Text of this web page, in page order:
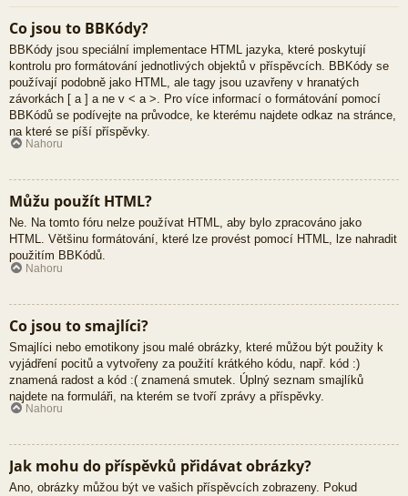
Co jsou to BBKódy?
BBKódy jsou speciální implementace HTML jazyka, které poskytují
kontrolu pro formátování jednotlivých objektů v příspěvcích. BBKódy se
používají podobně jako HTML, ale tagy jsou uzavřeny v hranatých
závorkách [ a ] a ne v < a >. Pro více informací o formátování pomocí
BBKódů se podívejte na průvodce, ke kterému najdete odkaz na stránce,
na které se píší příspěvky.
Nahoru
Můžu použít HTML?
Ne. Na tomto fóru nelze používat HTML, aby bylo zpracováno jako
HTML. Většinu formátování, které lze provést pomocí HTML, lze nahradit
použitím BBKódů.
Nahoru
Co jsou to smajlíci?
Smajlíci nebo emotikony jsou malé obrázky, které můžou být použity k
vyjádření pocitů a vytvořeny za použití krátkého kódu, např. kód :)
znamená radost a kód :( znamená smutek. Úplný seznam smajlíků
najdete na formuláři, na kterém se tvoří zprávy a příspěvky.
Nahoru
Jak mohu do příspěvků přidávat obrázky?
Ano, obrázky můžou být ve vašich příspěvcích zobrazeny. Pokud